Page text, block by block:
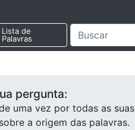
Lista de
Palavras
pergunta:
uma vez por todas as suas
a origem das palavras.